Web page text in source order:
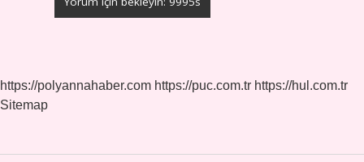
https://polyannahaber.com https://puc.com.tr https://hul.com.tr
Sitemap